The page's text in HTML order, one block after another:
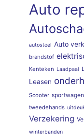
Auto
autostoel Auto
brandstof
Kenteken Laadpaal
Leasen
Scooter sportwagen
tweedehands
Verzekering
winterbanden